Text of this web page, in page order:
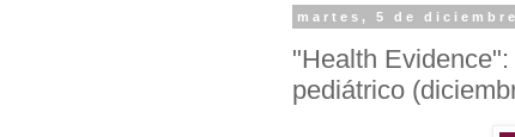
martes, 5 de
"Health
pediátrico